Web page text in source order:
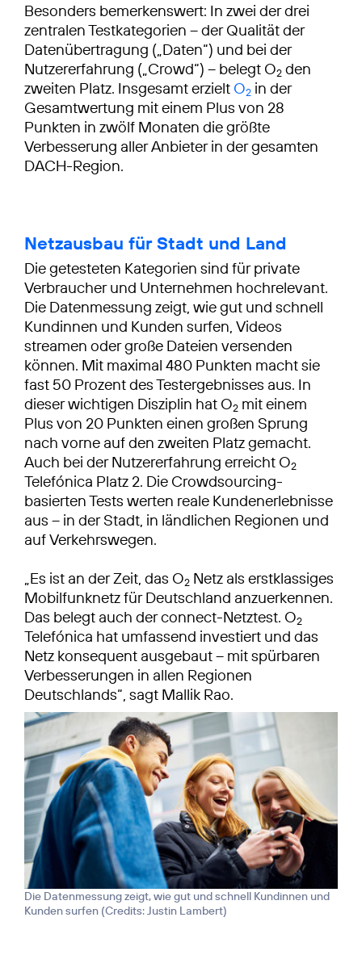
Besonders bemerkenswert: In zwei der drei
zentralen Testkategorien – der Qualität der
Datenübertragung („Daten“) und bei der
Nutzererfahrung („Crowd“) – belegt O2 den
zweiten Platz. Insgesamt erzielt O2 in der
Gesamtwertung mit einem Plus von 28
Punkten in zwölf Monaten die größte
Verbesserung aller Anbieter in der gesamten
DACH-Region.
Netzausbau für Stadt und Land
Die getesteten Kategorien sind für private
Verbraucher und Unternehmen hochrelevant.
Die Datenmessung zeigt, wie gut und schnell
Kundinnen und Kunden surfen, Videos
streamen oder große Dateien versenden
können. Mit maximal 480 Punkten macht sie
fast 50 Prozent des Testergebnisses aus. In
dieser wichtigen Disziplin hat O2 mit einem
Plus von 20 Punkten einen großen Sprung
nach vorne auf den zweiten Platz gemacht.
Auch bei der Nutzererfahrung erreicht O2
Telefónica Platz 2. Die Crowdsourcing-
basierten Tests werten reale Kundenerlebnisse
aus – in der Stadt, in ländlichen Regionen und
auf Verkehrswegen.
„Es ist an der Zeit, das O2 Netz als erstklassiges
Mobilfunknetz für Deutschland anzuerkennen.
Das belegt auch der connect-Netztest. O2
Telefónica hat umfassend investiert und das
Netz konsequent ausgebaut – mit spürbaren
Verbesserungen in allen Regionen
Deutschlands“, sagt Mallik Rao.
Die Datenmessung zeigt, wie gut und schnell Kundinnen und
Kunden surfen (Credits: Justin Lambert)